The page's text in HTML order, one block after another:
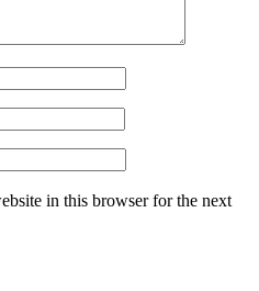
in this browser for the next